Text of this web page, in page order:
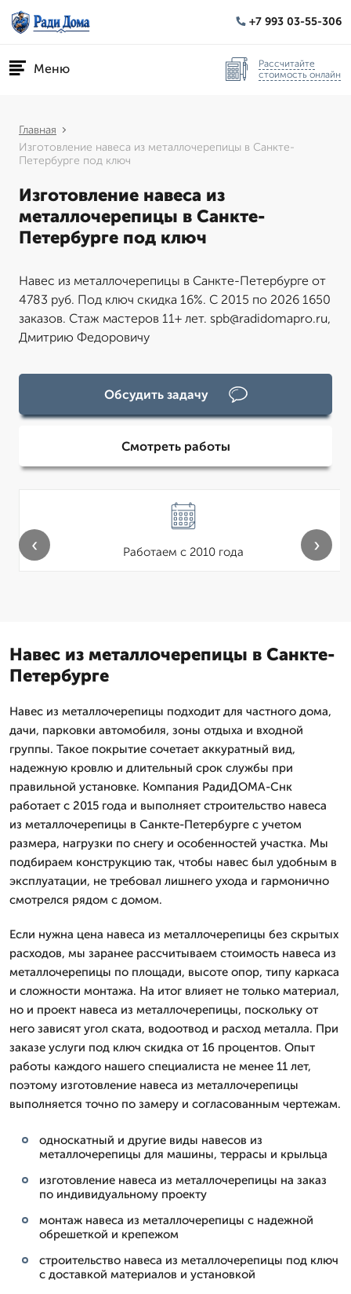
+7 993 03-55-306
Меню
Рассчитайте
стоимость онлайн
Главная
Изготовление навеса из металлочерепицы в Санкте-
Петербурге под ключ
Изготовление навеса из
металлочерепицы в Санкте-
Петербурге под ключ
Навес из металлочерепицы в Санкте-Петербурге от
4783 руб. Под ключ скидка 16%. С 2015 по 2026 1650
заказов. Стаж мастеров 11+ лет. spb@radidomapro.ru,
Дмитрию Федоровичу
Обсудить задачу
Смотреть работы
Работаем с 2010 года
‹ ›
Навес из металлочерепицы в Санкте-
Петербурге
Навес из металлочерепицы подходит для частного дома,
дачи, парковки автомобиля, зоны отдыха и входной
группы. Такое покрытие сочетает аккуратный вид,
надежную кровлю и длительный срок службы при
правильной установке. Компания РадиДОМА-Снк
работает с 2015 года и выполняет строительство навеса
из металлочерепицы в Санкте-Петербурге с учетом
размера, нагрузки по снегу и особенностей участка. Мы
подбираем конструкцию так, чтобы навес был удобным в
эксплуатации, не требовал лишнего ухода и гармонично
смотрелся рядом с домом.
Если нужна цена навеса из металлочерепицы без скрытых
расходов, мы заранее рассчитываем стоимость навеса из
металлочерепицы по площади, высоте опор, типу каркаса
и сложности монтажа. На итог влияет не только материал,
но и проект навеса из металлочерепицы, поскольку от
него зависят угол ската, водоотвод и расход металла. При
заказе услуги под ключ скидка от 16 процентов. Опыт
работы каждого нашего специалиста не менее 11 лет,
поэтому изготовление навеса из металлочерепицы
выполняется точно по замеру и согласованным чертежам.
односкатный и другие виды навесов из
металлочерепицы для машины, террасы и крыльца
изготовление навеса из металлочерепицы на заказ
по индивидуальному проекту
монтаж навеса из металлочерепицы с надежной
обрешеткой и крепежом
строительство навеса из металлочерепицы под ключ
с доставкой материалов и установкой